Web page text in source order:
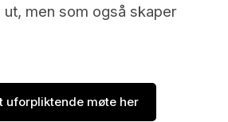
men som også skaper
uforpliktende møte her